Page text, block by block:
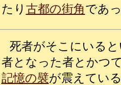
たり 古都の街角であ
死者がそこにいる
者となった者とかつ
記憶の襞が震えてい